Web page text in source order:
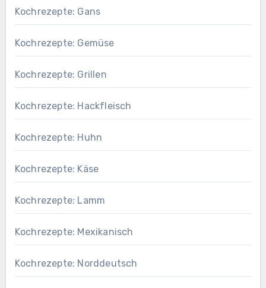
Kochrezepte: Gans
Kochrezepte: Gemüse
Kochrezepte: Grillen
Kochrezepte: Hackfleisch
Kochrezepte: Huhn
Kochrezepte: Käse
Kochrezepte: Lamm
Kochrezepte: Mexikanisch
Kochrezepte: Norddeutsch